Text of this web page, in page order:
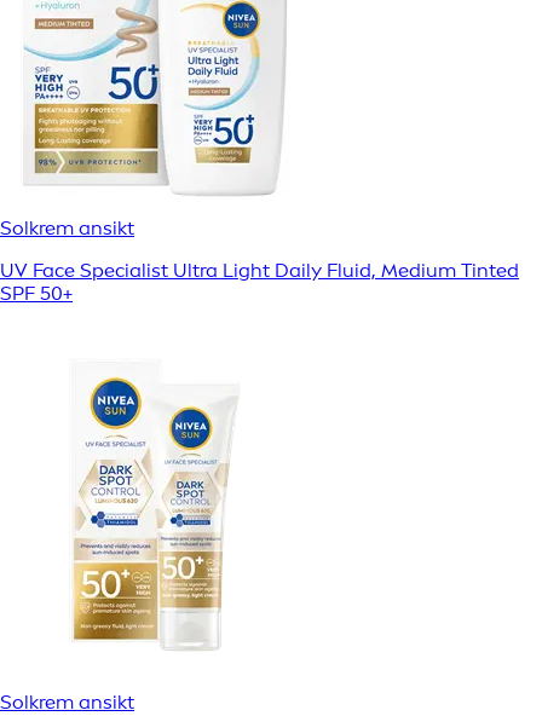
Solkrem ansikt
UV Face Specialist Ultra Light Daily Fluid, Medium Tinted
SPF 50+
Solkrem ansikt